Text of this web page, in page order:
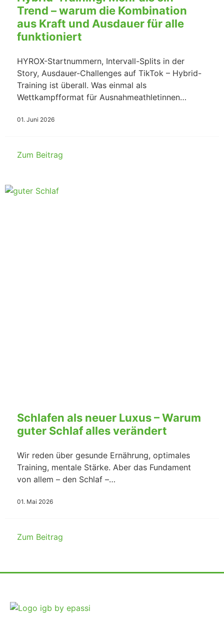
Trend – warum die Kombination
aus Kraft und Ausdauer für alle
funktioniert
HYROX-Startnummern, Intervall-Splits in der
Story, Ausdauer-Challenges auf TikTok – Hybrid-
Training ist überall. Was einmal als
Wettkampfformat für Ausnahmeathletinnen…
01. Juni 2026
Zum Beitrag
Schlafen als neuer Luxus – Warum
guter Schlaf alles verändert
Wir reden über gesunde Ernährung, optimales
Training, mentale Stärke. Aber das Fundament
von allem – den Schlaf –…
01. Mai 2026
Zum Beitrag